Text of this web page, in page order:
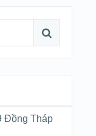
Đồng Tháp